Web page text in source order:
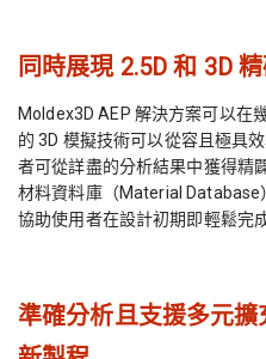
同時展現 2.5D 和 3D
Moldex3D AEP 解決方案可以在
的 3D 模擬技術可以從容且極具
者可從詳盡的分析結果中獲得精
材料資料庫（Material Database
協助使用者在設計初期即輕鬆完
準確分析且支援多元